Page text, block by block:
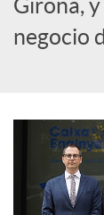
c
Girona,
negocio